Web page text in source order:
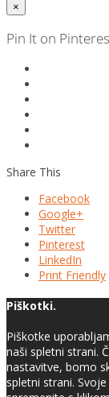
×
Pin It on
Share This
Facebook
Google+
Twitter
Pinterest
LinkedIn
Print Friendly
Piškotki.
Piškotke
naši spletni strani.
nastavitve, bomo
spletni strani.